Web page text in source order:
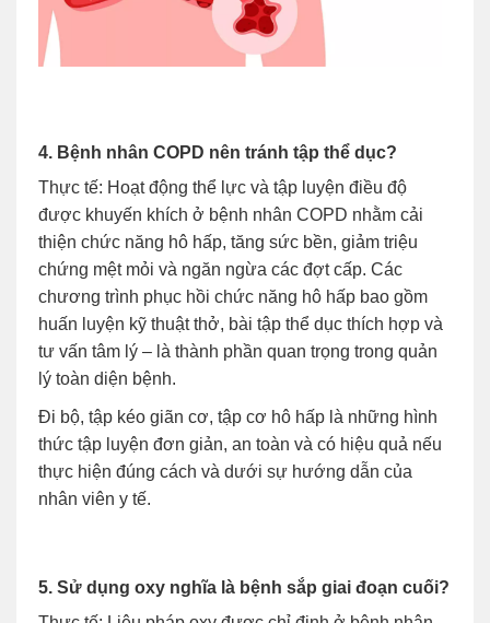
4. Bệnh nhân COPD nên tránh tập thể dục?
Thực tế: Hoạt động thể lực và tập luyện điều độ
được khuyến khích ở bệnh nhân COPD nhằm cải
thiện chức năng hô hấp, tăng sức bền, giảm triệu
chứng mệt mỏi và ngăn ngừa các đợt cấp. Các
chương trình phục hồi chức năng hô hấp bao gồm
huấn luyện kỹ thuật thở, bài tập thể dục thích hợp và
tư vấn tâm lý – là thành phần quan trọng trong quản
lý toàn diện bệnh.
Đi bộ, tập kéo giãn cơ, tập cơ hô hấp là những hình
thức tập luyện đơn giản, an toàn và có hiệu quả nếu
thực hiện đúng cách và dưới sự hướng dẫn của
nhân viên y tế.
5. Sử dụng oxy nghĩa là bệnh sắp giai đoạn cuối?